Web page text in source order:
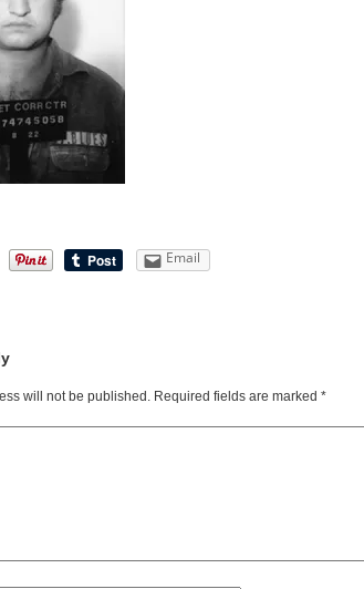
Email
will not be published. Required fields are marked *